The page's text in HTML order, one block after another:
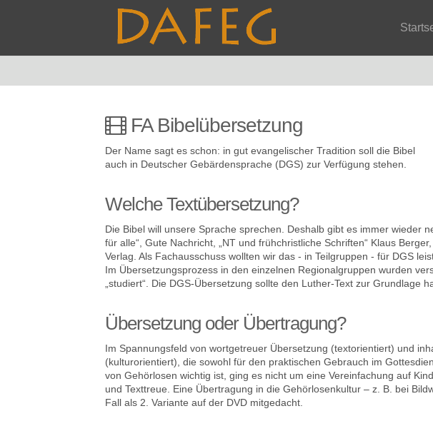
FA Bibelübersetzung
Der Name sagt es schon: in gut evangelischer Tradition soll die Bibel
auch in Deutscher Gebärdensprache (DGS) zur Verfügung stehen.
Welche Textübersetzung?
Die Bibel will unsere Sprache sprechen. Deshalb gibt es immer wieder
für alle“, Gute Nachricht, „NT und frühchristliche Schriften“ Klaus
Verlag. Als Fachausschuss wollten wir das - in Teilgruppen - für DGS
Im Übersetzungsprozess in den einzelnen Regionalgruppen wurden
„studiert“. Die DGS-Übersetzung sollte den Luther-Text zur Grundlage
Übersetzung oder Übertragung?
Im Spannungsfeld von wortgetreuer Übersetzung (textorientiert) und
(kulturorientiert), die sowohl für den praktischen Gebrauch im
von Gehörlosen wichtig ist, ging es nicht um eine Vereinfachung auf
und Texttreue. Eine Übertragung in die Gehörlosenkultur – z. B. bei
Fall als 2. Variante auf der DVD mitgedacht.